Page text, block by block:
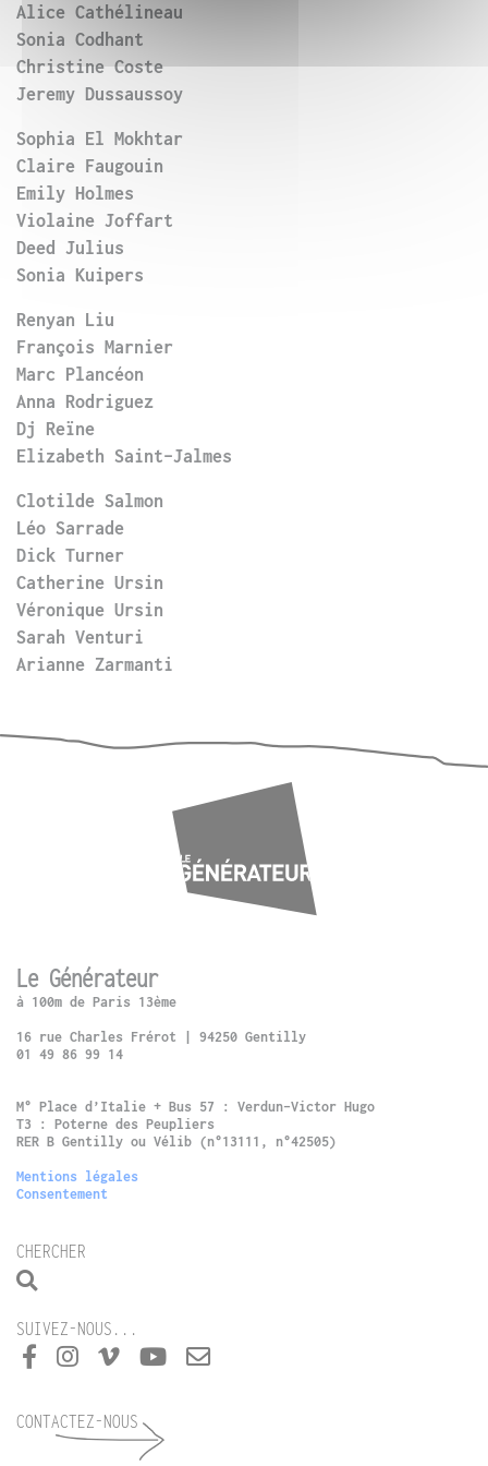
Alice Cathélineau
Sonia Codhant
Christine Coste
Jeremy Dussaussoy
Sophia El Mokhtar
Claire Faugouin
Emily Holmes
Violaine Joffart
Deed Julius
Sonia Kuipers
Renyan Liu
François Marnier
Marc Plancéon
Anna Rodriguez
Dj Reïne
Elizabeth Saint-Jalmes
Clotilde Salmon
Léo Sarrade
Dick Turner
Catherine Ursin
Véronique Ursin
Sarah Venturi
Arianne Zarmanti
Le Générateur
à 100m de Paris 13ème
16 rue Charles Frérot | 94250 Gentilly
01 49 86 99 14
M° Place d’Italie + Bus 57 : Verdun-Victor Hugo
T3 : Poterne des Peupliers
RER B Gentilly ou Vélib (n°13111, n°42505)
Mentions légales
Consentement
CHERCHER
SUIVEZ-NOUS...
CONTACTEZ-NOUS